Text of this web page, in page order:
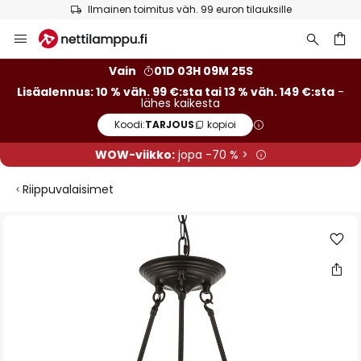
Ilmainen toimitus väh. 99 euron tilauksille
to
Vain
01D 03H 09M 24S
Lisäalennus: 10 % väh. 99 €:sta tai 13 % väh. 149 €:sta -
lähes kaikesta
Koodi:TARJOUS kopioi
WOW-viikko:jopa -70 % >
Riippuvalaisimet